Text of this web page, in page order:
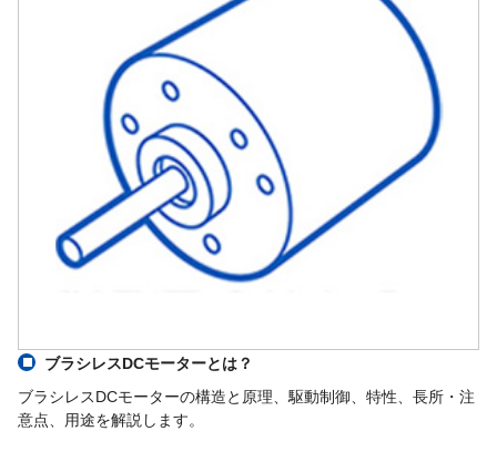
ブラシレスDCモーターとは？
ブラシレスDCモーターの構造と原理、駆動制御、特性、長所・注
意点、用途を解説します。